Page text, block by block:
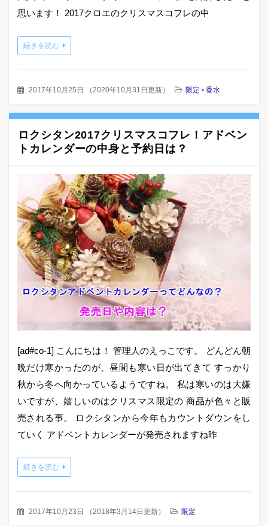
思います！ 2017クロエのクリスマスコフレの中
続きを読む
2017年10月25日 （2020年10月31日更新） 限定 • 香水
ロクシタン2017クリスマスコフレ！アドベン
トカレンダーの中身と予約日は？
[ad#co-1] こんにちは！ 管理人のえっこです。 どんどん朝
晩だけ寒かったのが、昼間も寒い日が出てきて すっかり
秋から冬へ向かっているようですね。 私は寒いのは大嫌
いですが、嬉しいのはクリスマス限定の 商品が色々と販
売される事。 ロクシタンから今年もカウントダウンをし
ていく アドベントカレンダーが発売されますね昨
続きを読む
2017年10月23日 （ 2018年3月14日更新） 限定